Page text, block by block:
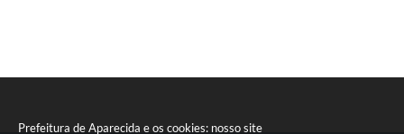
Prefeitura de Aparecida e os cookies: nosso site